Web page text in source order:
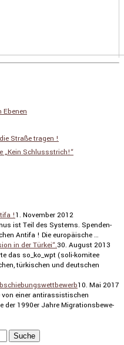
Straße tragen !
„Kein Schlussstrich!“
!1. November 2012
ist Teil des Systems. Spenden­
Antifa ! Die europäi­sche …
in der Türkei“.30. August 2013
das so_ko_wpt (soli-komitee
türki­schen und deutschen
10. Mai 2017
von einer antiras­sis­ti­schen
der 1990er Jahre Migra­ti­ons­be­we­